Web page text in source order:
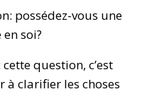
possédez-vous une
soi?
question, c’est
à clarifier les choses